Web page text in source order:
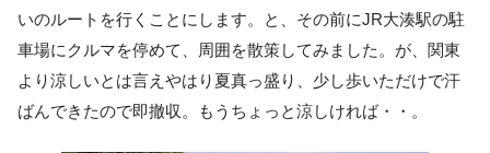
いのルートを行くことにします。と、その前にJR大湊駅の駐
車場にクルマを停めて、周囲を散策してみました。が、関東
より涼しいとは言えやはり夏真っ盛り、少し歩いただけで汗
ばんできたので即撤収。もうちょっと涼しければ・・。